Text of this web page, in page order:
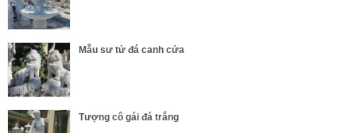
Mẫu sư tử đá canh cửa
Tượng cô gái đá trắng